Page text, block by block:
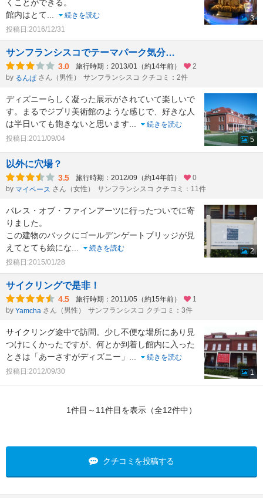
くことができる。
館内はとて
続きを読む
投稿日:2016/12/31
3
サンフランシスコでテーマパーク気分…
3.0 旅行時期：2013/01（約14年前）
2
by るんぱ さん（男性） サンフランシスコ クチコミ：2件
ディズニーらしく凝った展示がされていて楽しいで
す。まるでジブリ美術館のような感じで、好きな人
は半日いても飽きないと思います
続きを読む
投稿日:2011/09/04
5
以外に穴場？
3.5 旅行時期：2012/09（約14年前）
0
by マイペース さん（女性） サンフランシスコ クチコミ：11件
パレス・オブ・ファインアーツに行ったついでに寄
りました。
この建物のバックにゴールデンゲートブリッジが見
えてとても絵にな
続きを読む
投稿日:2015/01/28
2
サイクリングで是非！
4.5 旅行時期：2011/05（約15年前）
1
by Yamcha さん（男性） サンフランシスコ クチコミ：3件
サイクリング途中で訪問。少し不便な場所にあり見
つけにくかったですが、何とか到着し館内に入った
ときは「あーさすがディズニー」
続きを読む
投稿日:2012/09/30
1
1件目～11件目を表示（全12件中）
クチコミを投稿する